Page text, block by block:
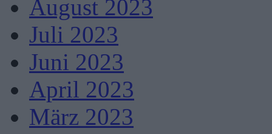
August 2023
Juli 2023
Juni 2023
April 2023
März 2023